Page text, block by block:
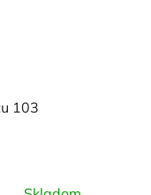
103